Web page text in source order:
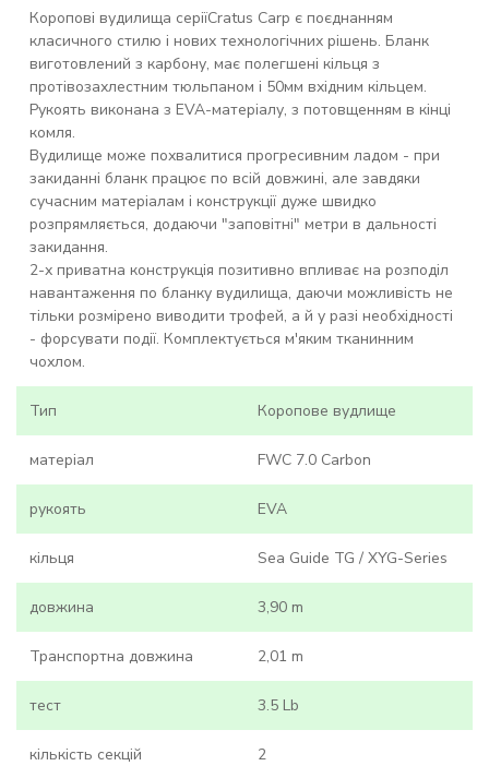
Коропові вудилища серіїCratus Carp є поєднанням
класичного стилю і нових технологічних рішень. Бланк
виготовлений з карбону, має полегшені кільця з
протівозахлестним тюльпаном і 50мм вхідним кільцем.
Рукоять виконана з EVA-матеріалу, з потовщенням в кінці
комля.
Вудилище може похвалитися прогресивним ладом - при
закиданні бланк працює по всій довжині, але завдяки
сучасним матеріалам і конструкції дуже швидко
розпрямляється, додаючи "заповітні" метри в дальності
закидання.
2-х приватна конструкція позитивно впливає на розподіл
навантаження по бланку вудилища, даючи можливість не
тільки розмірено виводити трофей, а й у разі необхідності
- форсувати події. Комплектується м'яким тканинним
чохлом.
Тип Коропове вудлище
матеріал FWC 7.0 Carbon
рукоять EVA
кільця Sea Guide TG / XYG-Series
довжина 3,90 m
Транспортна довжина 2,01 m
тест 3.5 Lb
кількість секцій 2